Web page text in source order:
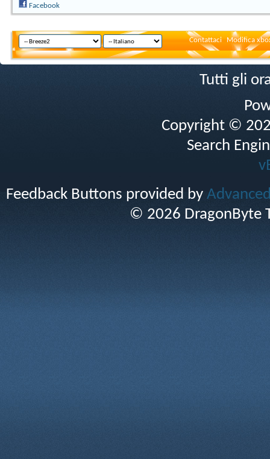
Facebook
Contattaci Modifica
Tutti gli
Copyright ©
Search
Feedback Buttons provided by
© 2026 DragonByte